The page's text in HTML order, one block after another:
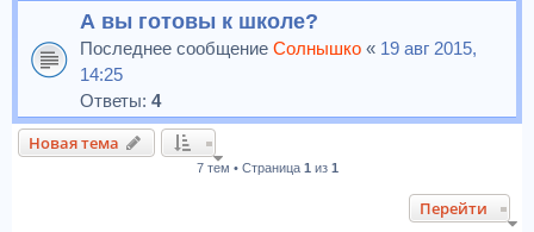
А вы готовы к школе?
Последнее сообщение Солнышко « 19 авг 2015,
14:25
Ответы: 4
Новая тема
7 тем • Страница 1 из 1
Перейти